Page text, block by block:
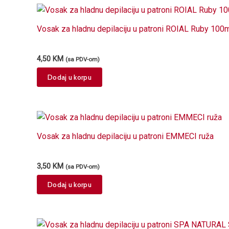
Vosak za hladnu depilaciju u patroni ROIAL Ruby
4,50 KM (sa PDV-om)
Dodaj u korpu
Vosak za hladnu depilaciju u patroni EMMECI ruža
3,50 KM (sa PDV-om)
Dodaj u korpu